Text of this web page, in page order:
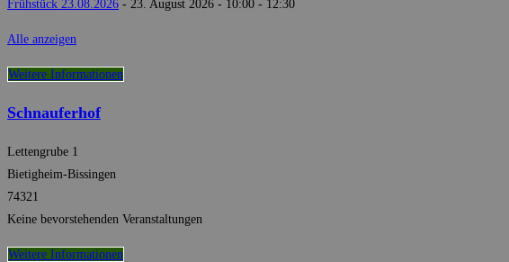
Frühstück 23.08.2026 - 23. August 2026 - 10:00 - 12:30
Alle anzeigen
Weitere Informationen
Schnauferhof
Lettengrube 1
Bietigheim-Bissingen
74321
Keine bevorstehenden Veranstaltungen
Weitere Informationen